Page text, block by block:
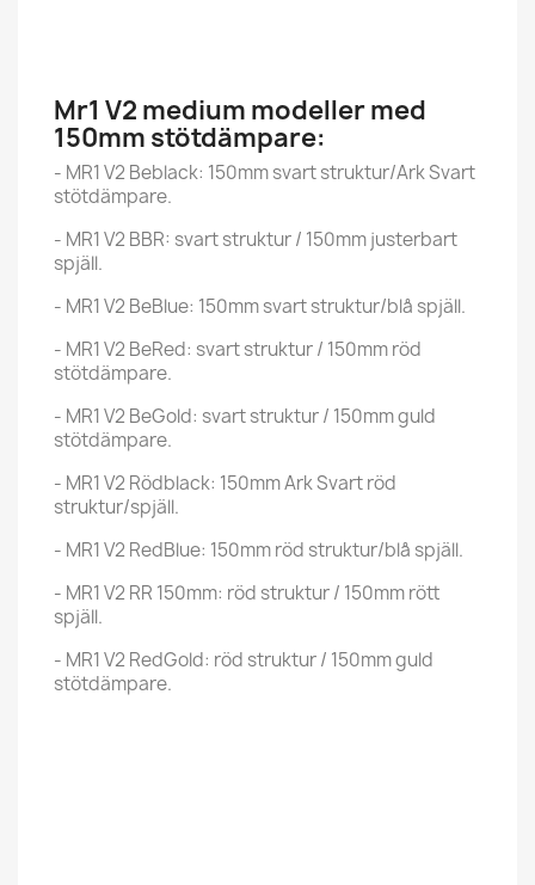
Mr1 V2 medium modeller med
150mm stötdämpare:
- MR1 V2 Beblack: 150mm svart struktur/Ark Svart
stötdämpare.
- MR1 V2 BBR: svart struktur / 150mm justerbart
spjäll.
- MR1 V2 BeBlue: 150mm svart struktur/blå spjäll.
- MR1 V2 BeRed: svart struktur / 150mm röd
stötdämpare.
- MR1 V2 BeGold: svart struktur / 150mm guld
stötdämpare.
- MR1 V2 Rödblack: 150mm Ark Svart röd
struktur/spjäll.
- MR1 V2 RedBlue: 150mm röd struktur/blå spjäll.
- MR1 V2 RR 150mm: röd struktur / 150mm rött
spjäll.
- MR1 V2 RedGold: röd struktur / 150mm guld
stötdämpare.